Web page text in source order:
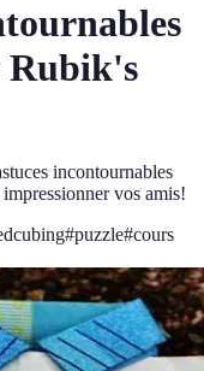
Rubik's
incontournables
vos amis!
#puzzle#cours